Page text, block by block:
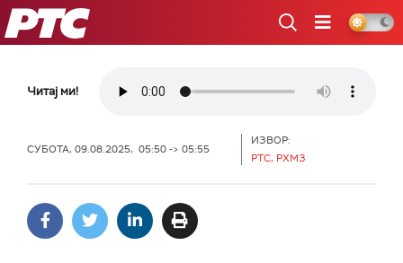
РТС
Читај ми!
СУБОТА, 09.08.2025, 05:50 -> 05:55
ИЗВОР:
РТС, РХМЗ